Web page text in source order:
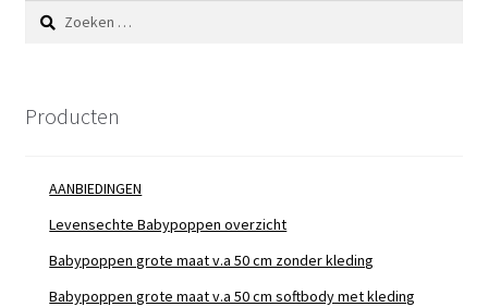
Zoeken
naar:
Producten
AANBIEDINGEN
Levensechte Babypoppen overzicht
Babypoppen grote maat v.a 50 cm zonder kleding
Babypoppen grote maat v.a 50 cm softbody met kleding